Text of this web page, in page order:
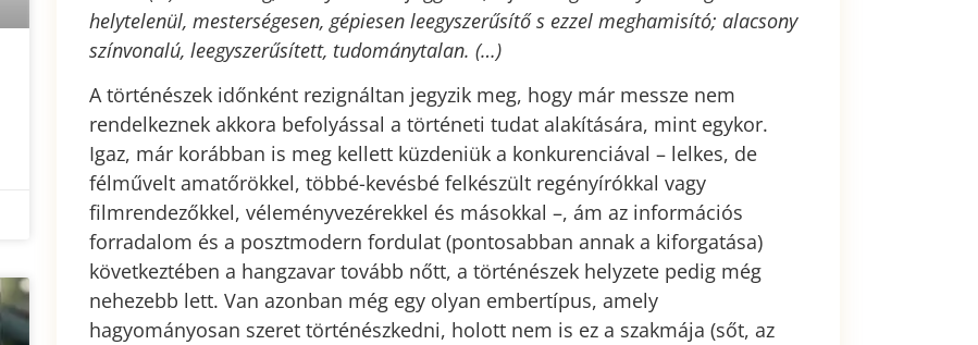
helytelenül, mesterségesen, gépiesen leegyszerűsítő s ezzel meghamisító; alacsony
színvonalú, leegyszerűsített, tudománytalan. (…)
A történészek időnként rezignáltan jegyzik meg, hogy már messze nem
rendelkeznek akkora befolyással a történeti tudat alakítására, mint egykor.
Igaz, már korábban is meg kellett küzdeniük a konkurenciával – lelkes, de
félművelt amatőrökkel, többé-kevésbé felkészült regényírókkal vagy
filmrendezőkkel, véleményvezérekkel és másokkal –, ám az információs
forradalom és a posztmodern fordulat (pontosabban annak a kiforgatása)
következtében a hangzavar tovább nőtt, a történészek helyzete pedig még
nehezebb lett. Van azonban még egy olyan embertípus, amely
hagyományosan szeret történészkedni, holott nem is ez a szakmája (sőt, az